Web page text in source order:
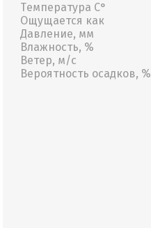
Температура С°
Ощущается как
Давление, мм
Влажность, %
Ветер, м/с
Вероятность осадков, %